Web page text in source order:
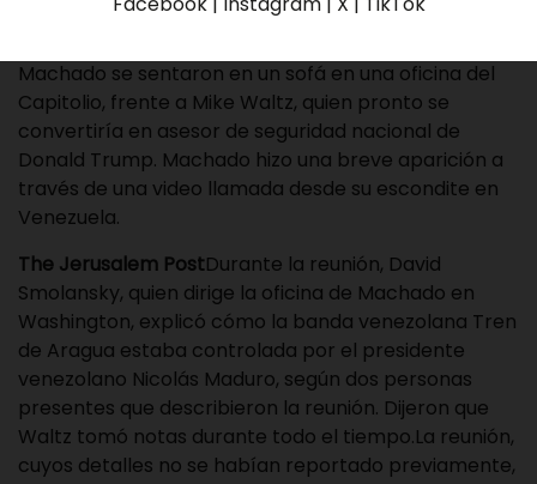
El 6 de enero de 2025, cuatro miembros del equipo
Machado se sentaron en un sofá en una oficina del
Capitolio, frente a Mike Waltz, quien pronto se
convertiría en asesor de seguridad nacional de
Donald Trump. Machado hizo una breve aparición a
través de una video llamada desde su escondite en
Venezuela.
The Jerusalem PostDurante la reunión, David
Smolansky, quien dirige la oficina de Machado en
Washington, explicó cómo la banda venezolana Tren
de Aragua estaba controlada por el presidente
venezolano Nicolás Maduro, según dos personas
presentes que describieron la reunión. Dijeron que
Waltz tomó notas durante todo el tiempo.La reunión,
cuyos detalles no se habían reportado previamente,